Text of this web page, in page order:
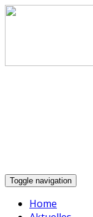
Toggle navigation
Home